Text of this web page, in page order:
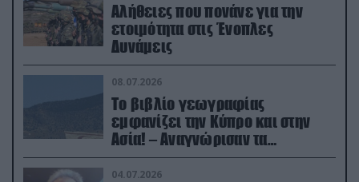
Αλήθειες που πονάνε για την
ετοιμότητα στις Ένοπλες
Δυνάμεις
08.07.2026
Το βιβλίο γεωγραφίας
εμφανίζει την Κύπρο και στην
Ασία! – Αναγνώρισαν τα
κατεχόμενα; (φωτο)
04.07.2026